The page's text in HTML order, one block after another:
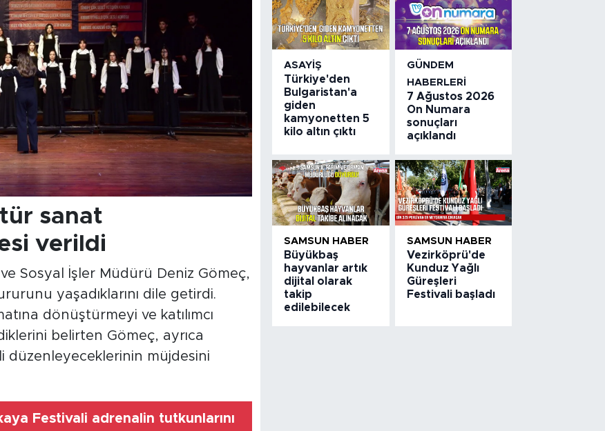
sanat
verildi
Sosyal İşler Müdürü Deniz Gömeç,
yaşadıklarını dile getirdi.
dönüştürmeyi ve katılımcı
belirten Gömeç, ayrıca
düzenleyeceklerinin müjdesini
Festivali adrenalin tutkunlarını
ASAYIŞ
Türkiye'den
Bulgaristan'a
giden
kamyonetten 5
kilo altın çıktı
GÜNDEM
HABERLERI
7 Ağustos 2026
On Numara
sonuçları
açıklandı
SAMSUN HABER
Büyükbaş
hayvanlar artık
dijital olarak
takip
edilebilecek
SAMSUN HABER
Vezirköprü'de
Kunduz Yağlı
Güreşleri
Festivali başladı